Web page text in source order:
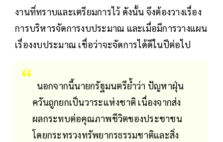
งานที่ทราบและเตรียมการไว้ ดังนั้น จึงต้องวางเรื่อง
การบริหารจัดการงบประมาณ และเมื่อมีการวางแผน
เรื่องงบประมาณ เชื่อว่าจะจัดการได้ดีในปีต่อไป
นอกจากนี้นายกรัฐมนตรีย้ำว่า ปัญหาฝุ่น
ควันถูกยกเป็นวาระแห่งชาติ เนื่องจากส่ง
ผลกระทบต่อคุณภาพชีวิตของประชาชน
โดยกระทรวงทรัพยากรธรรมชาติและสิ่ง